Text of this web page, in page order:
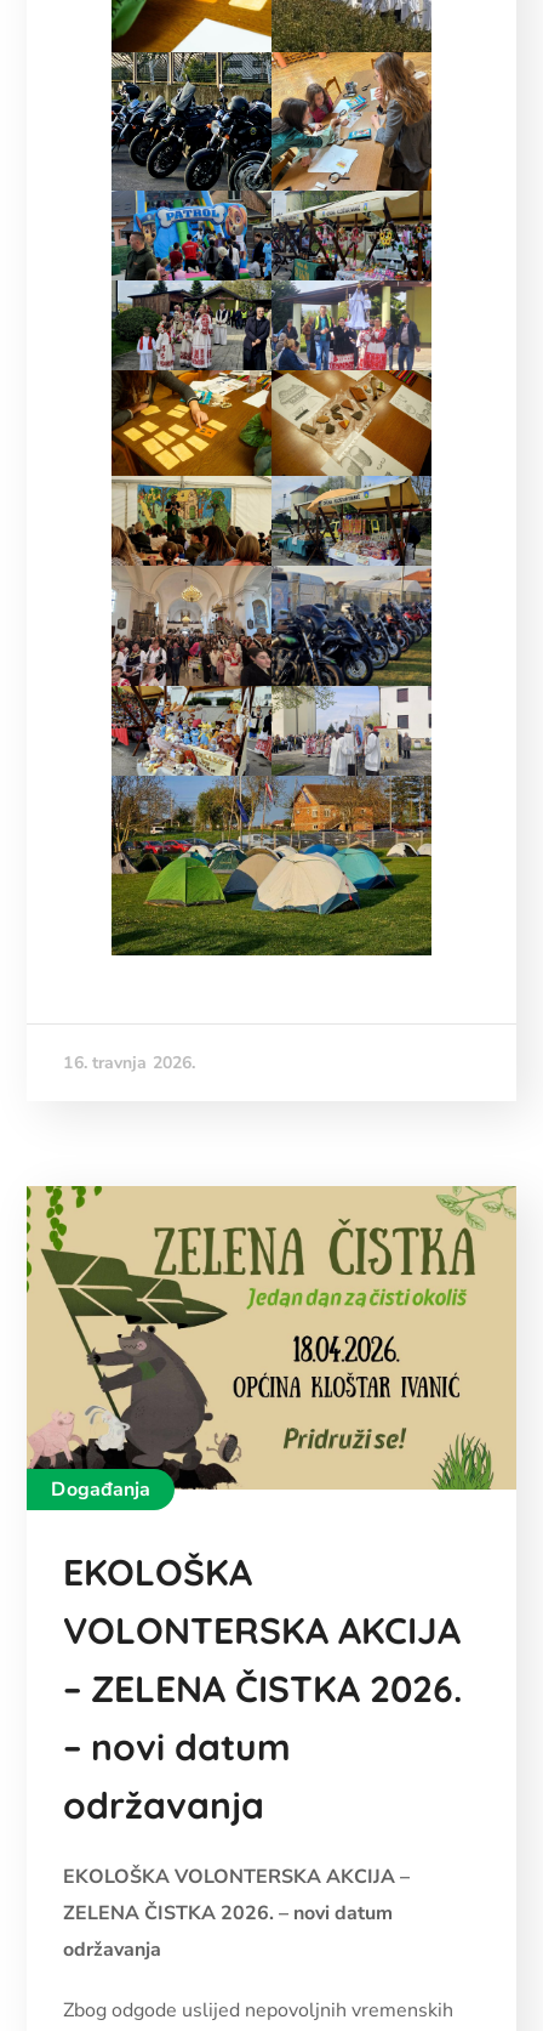
16. travnja 2026.
Događanja
EKOLOŠKA
VOLONTERSKA AKCIJA
– ZELENA ČISTKA 2026.
– novi datum
održavanja
EKOLOŠKA VOLONTERSKA AKCIJA –
ZELENA ČISTKA 2026. – novi datum
održavanja
Zbog odgode uslijed nepovoljnih vremenskih